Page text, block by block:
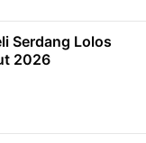
Serdang Lolos
2026